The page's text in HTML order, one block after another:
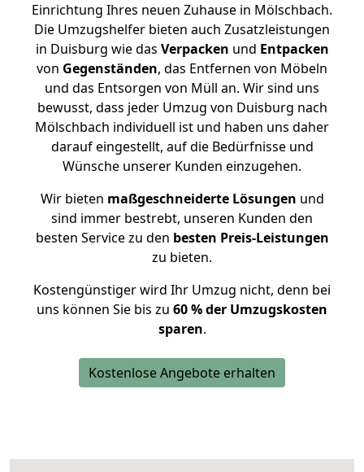
Einrichtung Ihres neuen Zuhause in Mölschbach.
Die Umzugshelfer bieten auch Zusatzleistungen
in Duisburg wie das Verpacken und Entpacken
von Gegenständen, das Entfernen von Möbeln
und das Entsorgen von Müll an. Wir sind uns
bewusst, dass jeder Umzug von Duisburg nach
Mölschbach individuell ist und haben uns daher
darauf eingestellt, auf die Bedürfnisse und
Wünsche unserer Kunden einzugehen.
Wir bieten maßgeschneiderte Lösungen und
sind immer bestrebt, unseren Kunden den
besten Service zu den besten Preis-Leistungen
zu bieten.
Kostengünstiger wird Ihr Umzug nicht, denn bei
uns können Sie bis zu 60 % der Umzugskosten
sparen.
Kostenlose Angebote erhalten